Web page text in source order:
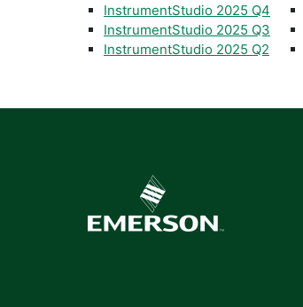
InstrumentStudio 2025 Q4
InstrumentStudio 2025 Q3
InstrumentStudio 2025 Q2